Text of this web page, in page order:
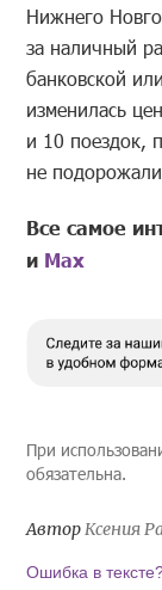
Нижнего
за наличный
банковской
изменилась
и 10 поездок,
не
Все самое
и Mах
При
обязательна.
АвторКсения
Ошибка в